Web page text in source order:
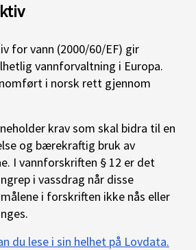
for vann (2000/60/EF) gir
vannforvaltning i Europa.
i norsk rett gjennom
krav som skal bidra til en
og bærekraftig bruk av
I vannforskriften § 12 er det
i vassdrag når disse
i forskriften ikke nås eller
du lese i sin helhet på Lovdata.